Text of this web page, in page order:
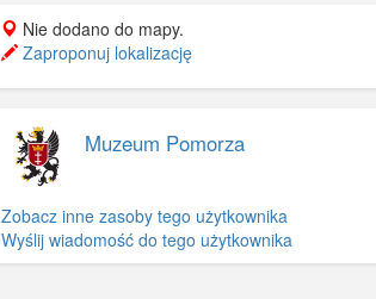
Nie dodano do mapy.
Zaproponuj lokalizację
Muzeum Pomorza
Zobacz inne zasoby tego użytkownika
Wyślij wiadomość do tego użytkownika